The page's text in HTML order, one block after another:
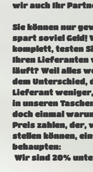
wir auch Ihr
Sie können nur
spart soviel Geld!
komplett, testen
Ihren Lieferanten
läuft? Weil alles
dem Unterschied,
Lieferant weniger,
in unseren
doch einmal
Preis zahlen, der,
stellen können,
behaupten:
Wir sind 20%